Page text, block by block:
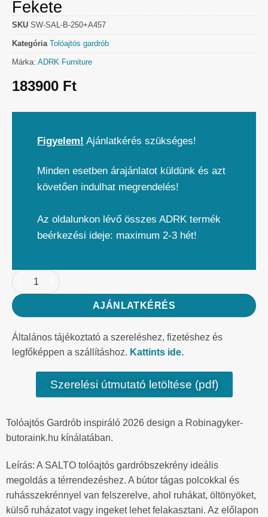
Fekete
SKU SW-SAL-B-250+A457
Kategória Tolóajtós gardrób
Márka: ADRK Furniture
183900 Ft
Figyelem! Ajánlatkérés szükséges!
Minden esetben árajánlatot küldünk és azt
követően indulhat megrendelés!
Az oldalunkon lévő összes ADRK termék
beérkezési ideje: maximum 2-3 hét!
AJÁNLATKÉRÉS
Általános tájékoztató a szereléshez, fizetéshez és
legfőképpen a szállításhoz. Kattints ide.
Szerelési útmutató letöltése (pdf)
Tolóajtós Gardrób inspiráló 2026 design a Robinagyker-
butoraink.hu kínálatában.
Leírás: A SALTO tolóajtós gardróbszekrény ideális
megoldás a térrendezéshez. A bútor tágas polcokkal és
ruhásszekrénnyel van felszerelve, ahol ruhákat, öltönyöket,
külső ruházatot vagy ingeket lehet felakasztani. Az előlapon